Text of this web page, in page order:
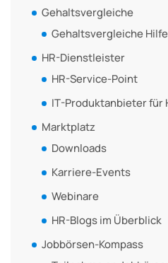
Gehaltsvergleiche
Gehaltsvergleiche Hilfe
HR-Dienstleister
HR-Service-Point
IT-Produktanbieter für
Marktplatz
Downloads
Karriere-Events
Webinare
HR-Blogs im Überblick
Jobbörsen-Kompass